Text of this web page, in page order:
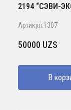
2194 “СЭВИ-
Артикул:1307
50000 UZS
В